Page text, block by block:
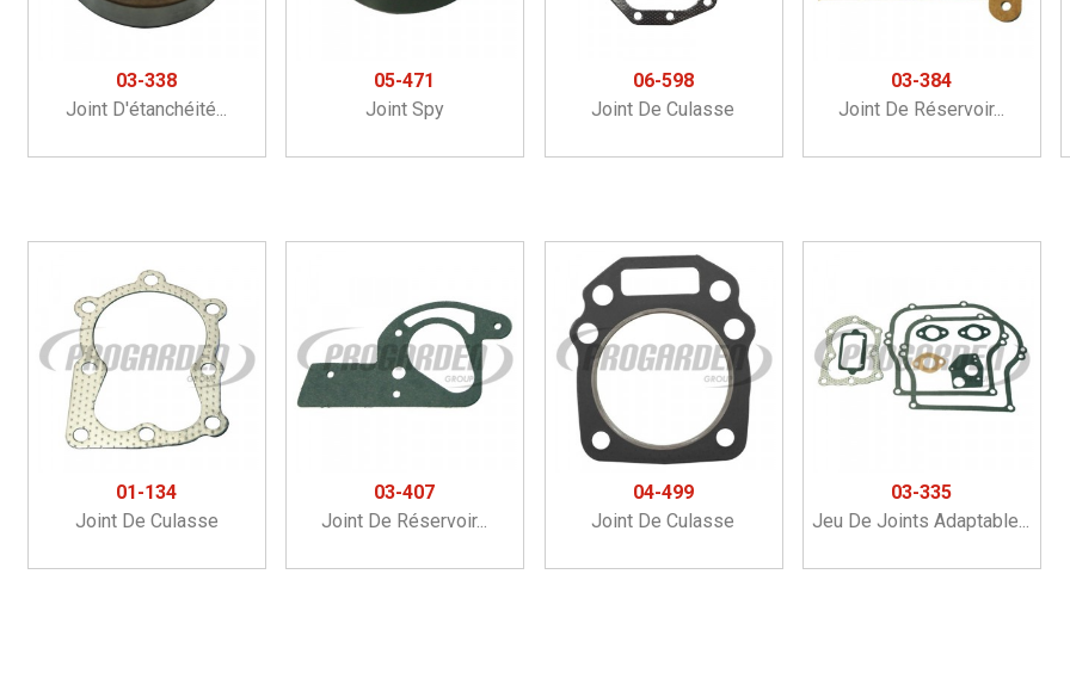
03-338
Joint D'étanchéité...
05-471
Joint Spy
06-598
Joint De Culasse
03-384
Joint De Réservoir...
01-134
Joint De Culasse
03-407
Joint De Réservoir...
04-499
Joint De Culasse
03-335
Jeu De Joints Adaptable...